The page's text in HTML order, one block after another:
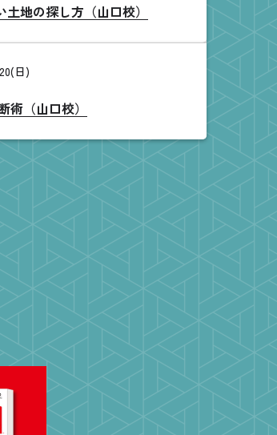
地の探し方（山口校）
日)
（山口校）